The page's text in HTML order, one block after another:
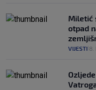
Miletić
otpad
VIJESTI 8.